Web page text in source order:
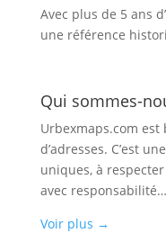
Avec plus de 5 ans
une référence
Qui sommes-
Urbexmaps.com
d’adresses. C’est
uniques, à
avec responsabilité…
Voir plus →